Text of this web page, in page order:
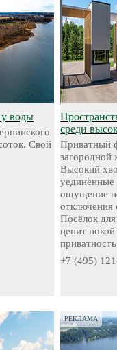
воды
Свой
среди
Приватный
загородной
Высокий
уединённые
ощущение
отключения
Посёлок
ценит
приватность
+7 (495)
РЕКЛАМА